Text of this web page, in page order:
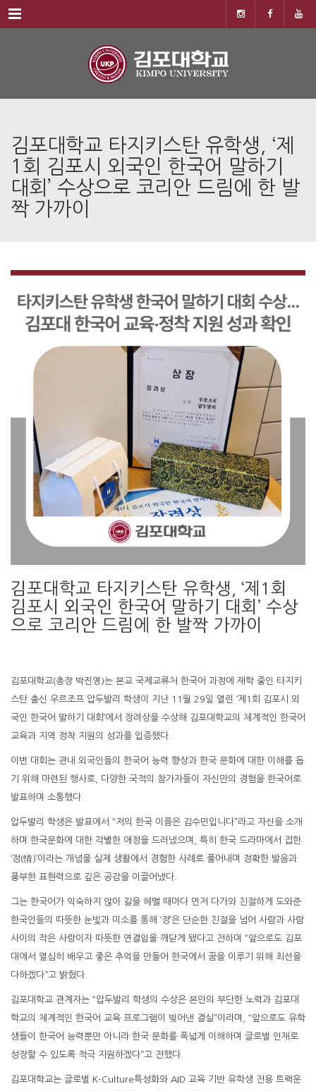
Menu
김포대학교 타지키스탄 유학생, ‘제
1회 김포시 외국인 한국어 말하기
대회’ 수상으로 코리안 드림에 한 발
짝 가까이
김포대학교 타지키스탄 유학생, ‘제1회
김포시 외국인 한국어 말하기 대회’ 수상
으로 코리안 드림에 한 발짝 가까이
김포대학교(총장 박진영)는 본교 국제교류처 한국어 과정에 재학 중인 타지키
스탄 출신 우르조프 압두발리 학생이 지난 11월 29일 열린 ‘제1회 김포시 외
국인 한국어 말하기 대회’에서 장려상을 수상해 김포대학교의 체계적인 한국어
교육과 지역 정착 지원의 성과를 입증했다.
이번 대회는 관내 외국인들의 한국어 능력 향상과 한국 문화에 대한 이해를 돕
기 위해 마련된 행사로, 다양한 국적의 참가자들이 자신만의 경험을 한국어로
발표하며 소통했다.
압두발리 학생은 발표에서 “저의 한국 이름은 김수민입니다”라고 자신을 소개
하며 한국문화에 대한 각별한 애정을 드러냈으며, 특히 한국 드라마에서 접한
‘정(情)’이라는 개념을 실제 생활에서 경험한 사례로 풀어내며 정확한 발음과
풍부한 표현력으로 깊은 공감을 이끌어냈다.
그는 한국어가 익숙하지 않아 길을 헤맬 때마다 먼저 다가와 친절하게 도와준
한국인들의 따뜻한 눈빛과 미소를 통해 ‘정’은 단순한 친절을 넘어 사람과 사람
사이의 작은 사랑이자 따뜻한 연결임을 깨닫게 됐다고 전하며 “앞으로도 김포
대에서 열심히 배우고 좋은 추억을 만들어 한국에서 꿈을 이루기 위해 최선을
다하겠다”고 밝혔다.
김포대학교 관계자는 “압두발리 학생의 수상은 본인의 부단한 노력과 김포대
학교의 체계적인 한국어 교육 프로그램이 빚어낸 결실”이라며, “앞으로도 유학
생들이 한국어 능력뿐만 아니라 한국 문화를 폭넓게 이해하며 글로벌 인재로
성장할 수 있도록 적극 지원하겠다”고 전했다.
김포대학교는 글로벌 K-Culture특성화와 AID 교육 기반 유학생 전용 트랙운